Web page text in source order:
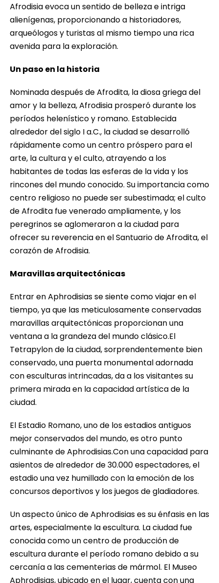
Afrodisia evoca un sentido de belleza e intriga
alienígenas, proporcionando a historiadores,
arqueólogos y turistas al mismo tiempo una rica
avenida para la exploración.
Un paso en la historia
Nominada después de Afrodita, la diosa griega del
amor y la belleza, Afrodisia prosperó durante los
períodos helenístico y romano. Establecida
alrededor del siglo I a.C., la ciudad se desarrolló
rápidamente como un centro próspero para el
arte, la cultura y el culto, atrayendo a los
habitantes de todas las esferas de la vida y los
rincones del mundo conocido. Su importancia como
centro religioso no puede ser subestimada; el culto
de Afrodita fue venerado ampliamente, y los
peregrinos se aglomeraron a la ciudad para
ofrecer su reverencia en el Santuario de Afrodita, el
corazón de Afrodisia.
Maravillas arquitectónicas
Entrar en Aphrodisias se siente como viajar en el
tiempo, ya que las meticulosamente conservadas
maravillas arquitectónicas proporcionan una
ventana a la grandeza del mundo clásico.El
Tetrapylon de la ciudad, sorprendentemente bien
conservado, una puerta monumental adornada
con esculturas intrincadas, da a los visitantes su
primera mirada en la capacidad artística de la
ciudad.
El Estadio Romano, uno de los estadios antiguos
mejor conservados del mundo, es otro punto
culminante de Aphrodisias.Con una capacidad para
asientos de alrededor de 30.000 espectadores, el
estadio una vez humillado con la emoción de los
concursos deportivos y los juegos de gladiadores.
Un aspecto único de Aphrodisias es su énfasis en las
artes, especialmente la escultura. La ciudad fue
conocida como un centro de producción de
escultura durante el período romano debido a su
cercanía a las cementerias de mármol. El Museo
Aphrodisias, ubicado en el lugar, cuenta con una